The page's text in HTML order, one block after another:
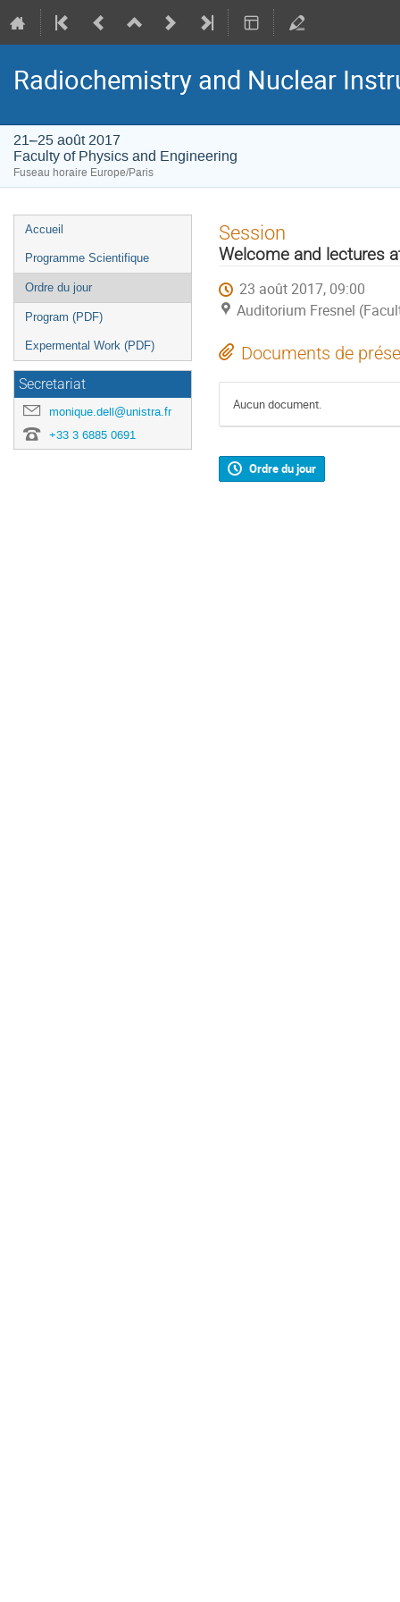
Radiochemistry and Nuclear
21–25 août 2017
Faculty of Physics and Engineering
Fuseau horaire Europe/Paris
Menu
de
l'événement
Accueil
Programme Scientifique
Ordre du jour
Program (PDF)
Expermental Work (PDF)
Secretariat
monique.dell@unistra.fr
+33 3 6885 0691
Session
Welcome and lectures
23 août 2017, 09:00
Auditorium Fresnel
Documents de
Aucun document.
Ordre du jour